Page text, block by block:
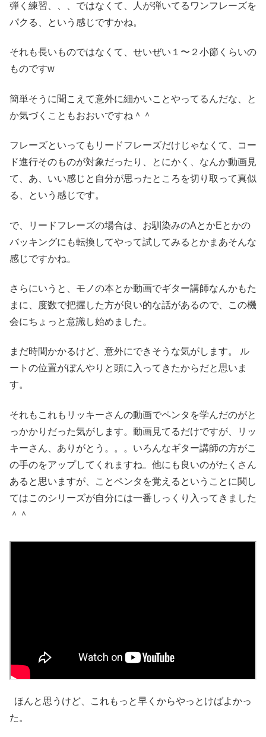
弾く練習、、、ではなくて、人が弾いてるワンフレーズを
パクる、という感じですかね。
それも長いものではなくて、せいぜい１〜２小節くらいの
ものですw
簡単そうに聞こえて意外に細かいことやってるんだな、と
か気づくこともおおいですね＾＾
フレーズといってもリードフレーズだけじゃなくて、コー
ド進行そのものが対象だったり、とにかく、なんか動画見
て、あ、いい感じと自分が思ったところを切り取って真似
る、という感じです。
で、リードフレーズの場合は、お馴染みのAとかEとかの
バッキングにも転換してやって試してみるとかまあそんな
感じですかね。
さらにいうと、モノの本とか動画でギター講師なんかもた
まに、度数で把握した方が良い的な話があるので、この機
会にちょっと意識し始めました。
まだ時間かかるけど、意外にできそうな気がします。 ル
ートの位置がぼんやりと頭に入ってきたからだと思いま
す。
それもこれもリッキーさんの動画でペンタを学んだのがと
っかかりだった気がします。動画見てるだけですが、リッ
キーさん、ありがとう。。。いろんなギター講師の方がこ
の手のをアップしてくれますね。他にも良いのがたくさん
あると思いますが、ことペンタを覚えるということに関し
てはこのシリーズが自分には一番しっくり入ってきました
＾＾
ほんと思うけど、これもっと早くからやっとけばよかっ
た。